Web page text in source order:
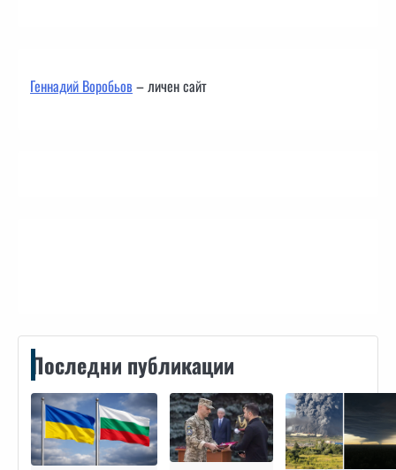
Геннадий Воробьов– личен сайт
Последни публикации